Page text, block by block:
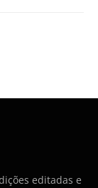
editadas e